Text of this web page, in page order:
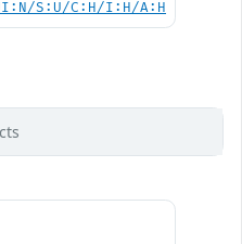
S:U/C:H/I:H/A:H